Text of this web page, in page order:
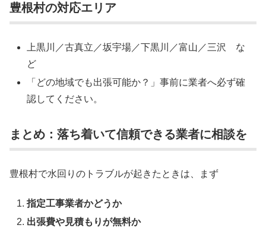
豊根村の対応エリア
上黒川／古真立／坂宇場／下黒川／富山／三沢 な
ど
「どの地域でも出張可能か？」事前に業者へ必ず確
認してください。
まとめ：落ち着いて信頼できる業者に相談を
豊根村で水回りのトラブルが起きたときは、まず
指定工事業者かどうか
出張費や見積もりが無料か